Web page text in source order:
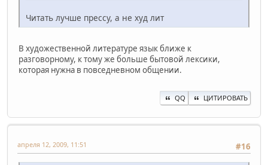
Читать лучше прессу, а не худ лит
В художественной литературе язык ближе к
разговорному, к тому же больше бытовой лексики,
которая нужна в повседневном общении.
QQ ЦИТИРОВАТЬ
#16
апреля 12, 2009, 11:51